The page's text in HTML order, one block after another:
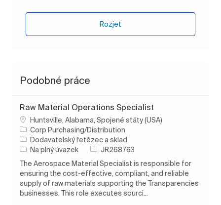
Rozjet
Podobné práce
Raw Material Operations Specialist
Umístění
Huntsville, Alabama, Spojené státy (USA)
Corp Purchasing/Distribution
Kategorie
Dodavatelský řetězec a sklad
Typ úlohy
Na plný úvazek ID úlohy
JR268763
The Aerospace Material Specialist is responsible for
ensuring the cost-effective, compliant, and reliable
supply of raw materials supporting the Transparencies
businesses. This role executes sourci...